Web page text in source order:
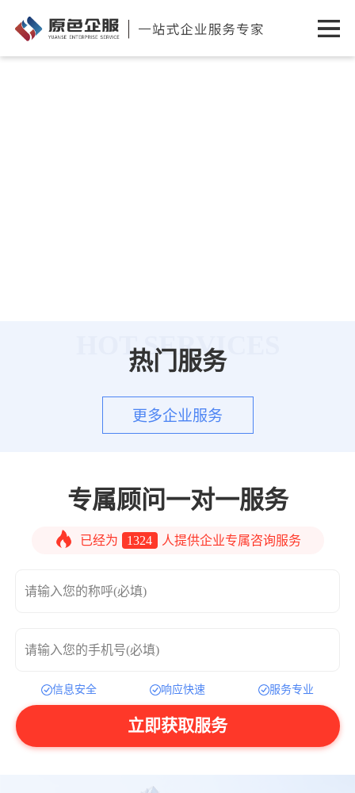
HOT SERVICES
热门服务
更多企业服务
专属顾问一对一服务
已经为 1324 人提供企业专属咨询服务
请输入您的称呼(必填)
请输入您的手机号(必填)
信息安全 响应快速 服务专业
立即获取服务